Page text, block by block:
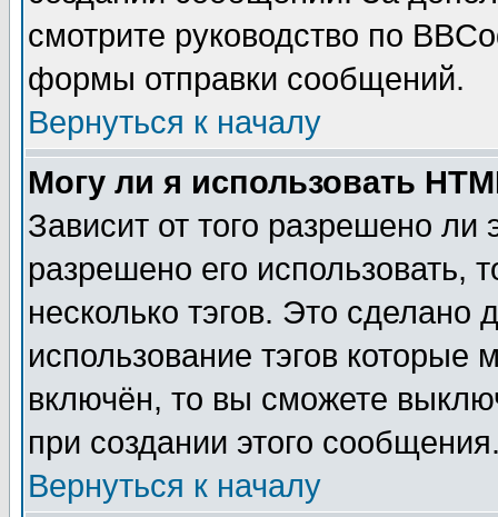
смотрите руководство по
формы отправки сообщений.
Вернуться к началу
Могу ли я использовать
Зависит от того разрешено
разрешено его использовать,
несколько тэгов. Это сделано
использование тэгов
включён, то вы сможете
при создании этого
Вернуться к началу